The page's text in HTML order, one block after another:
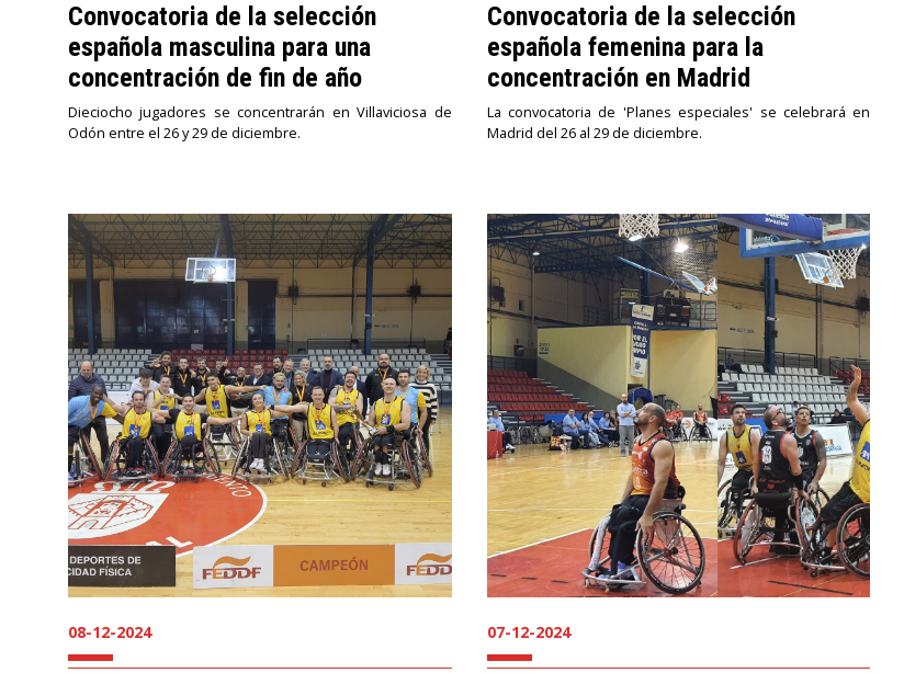
Convocatoria de la selección
española masculina para una
concentración de fin de año
Dieciocho jugadores se concentrarán en Villaviciosa de
Odón entre el 26 y 29 de diciembre.
Convocatoria de la selección
española femenina para la
concentración en Madrid
La convocatoria de 'Planes especiales' se celebrará en
Madrid del 26 al 29 de diciembre.
08-12-2024 07-12-2024